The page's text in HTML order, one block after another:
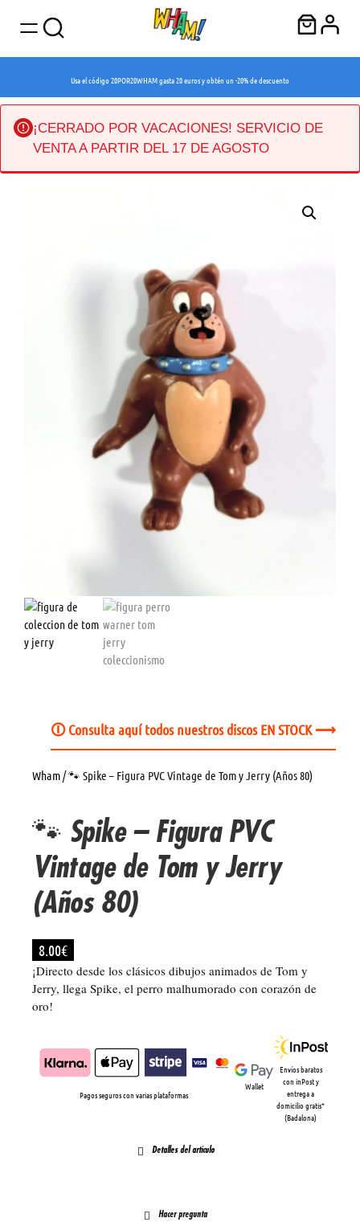
¡CERRADO POR VACACIONES! SERVICIO DE
VENTA A PARTIR DEL 17 DE AGOSTO
Usa el código 20POR20WHAM gasta 20 euros y obtén un -20% de descuento
🛈 Consulta aquí todos nuestros discos EN STOCK ⟶
Wham / 🐾 Spike – Figura PVC Vintage de Tom y Jerry (Años 80)
🐾 Spike – Figura PVC
Vintage de Tom y Jerry
(Años 80)
8.00€
¡Directo desde los clásicos dibujos animados de Tom y
Jerry, llega Spike, el perro malhumorado con corazón de
oro!
Pagos seguros con varias plataformas
Wallet
Envíos baratos
con inPost y
entrega a
domicilio gratis*
(Badalona)
Detalles del artículo
Hacer pregunta